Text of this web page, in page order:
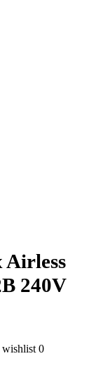
Airless
240V
wishlist 0